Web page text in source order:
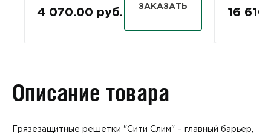
4 070.00 руб.
ЗАКАЗАТЬ
16
Описание товара
Грязезащитные решетки "Сити Слим" – главный барьер,